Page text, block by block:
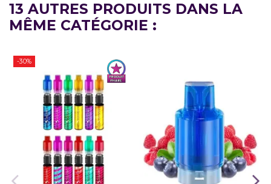
13 AUTRES PRODUITS DANS LA
MÊME CATÉGORIE :
-30%